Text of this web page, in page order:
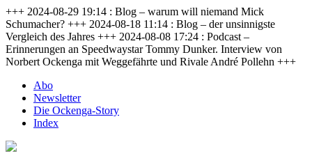
+++ 2024-08-29 19:14 : Blog – warum will niemand Mick
Schumacher? +++ 2024-08-18 11:14 : Blog – der unsinnigste
Vergleich des Jahres +++ 2024-08-08 17:24 : Podcast –
Erinnerungen an Speedwaystar Tommy Dunker. Interview von
Norbert Ockenga mit Weggefährte und Rivale André Pollehn +++
Abo
Newsletter
Die Ockenga-Story
Index